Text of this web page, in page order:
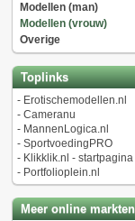
Modellen (man)
Modellen (vrouw)
Overige
Toplinks
- Erotischemodellen.nl
- Cameranu
- MannenLogica.nl
- SportvoedingPRO
- Klikklik.nl - startpagina
- Portfolioplein.nl
Meer online markten